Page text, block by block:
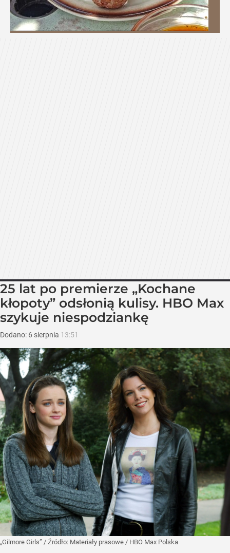
25 lat po premierze „Kochane
kłopoty” odsłonią kulisy. HBO Max
szykuje niespodziankę
Dodano: 6 sierpnia 13:51
„Gilmore Girls” / Źródło: Materiały prasowe / HBO Max Polska